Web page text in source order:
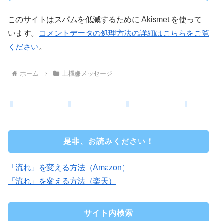
このサイトはスパムを低減するために Akismet を使って
います。
コメントデータの処理方法の詳細はこちらをご覧
ください。
ホーム 上機嫌メッセージ
是非、お読みください！
「流れ」を変える方法（Amazon）
「流れ」を変える方法（楽天）
サイト内検索